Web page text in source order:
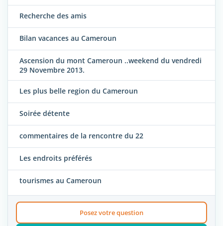
Recherche des amis
Bilan vacances au Cameroun
Ascension du mont Cameroun ..weekend du vendredi
29 Novembre 2013.
Les plus belle region du Cameroun
Soirée détente
commentaires de la rencontre du 22
Les endroits préférés
tourismes au Cameroun
Posez votre question